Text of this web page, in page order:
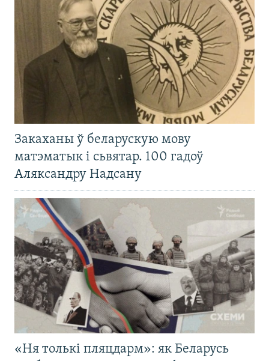
Закаханы ў беларускую мову
матэматык і сьвятар. 100 гадоў
Аляксандру Надсану
«Ня толькі пляцдарм»: як Беларусь